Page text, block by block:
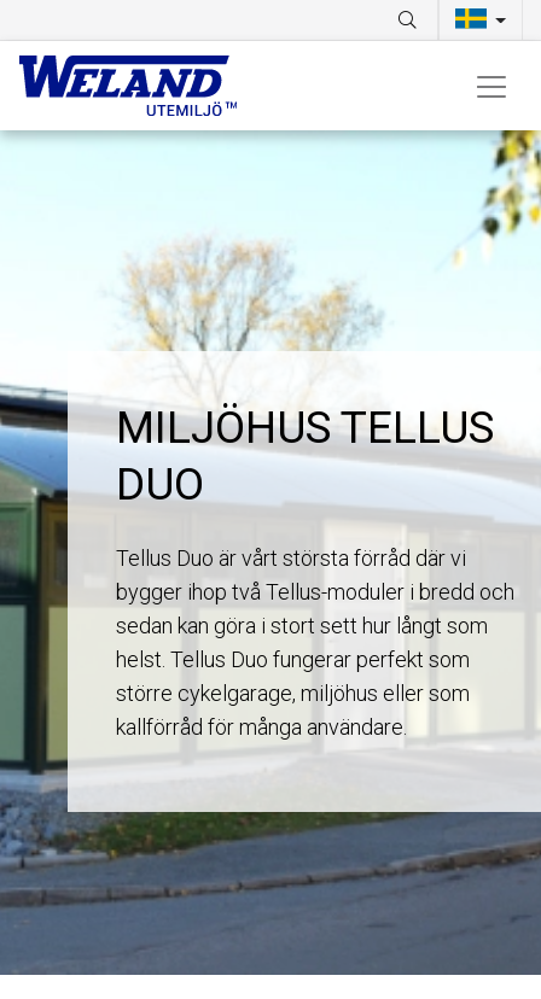
MILJÖHUS TELLUS
DUO
Tellus Duo är vårt största förråd där vi
bygger ihop två Tellus-moduler i bredd och
sedan kan göra i stort sett hur långt som
helst. Tellus Duo fungerar perfekt som
större cykelgarage, miljöhus eller som
kallförråd för många användare.